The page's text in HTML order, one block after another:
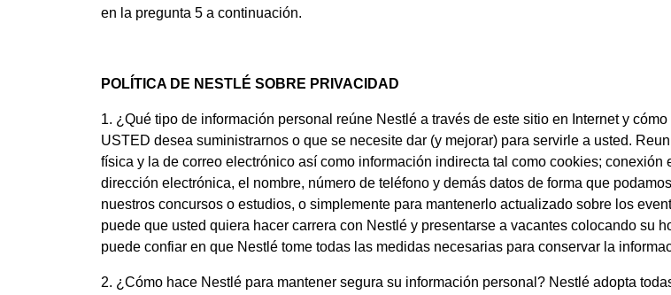
en la pregunta 5 a continuación.
POLÍTICA DE NESTLÉ SOBRE PRIVACIDAD
1. ¿Qué tipo de información personal reúne Nestlé a través de este sitio en Internet y
USTED desea suministrarnos o que se necesite dar (y mejorar) para servirle a usted.
física y la de correo electrónico así como información indirecta tal como cookies;
dirección electrónica, el nombre, número de teléfono y demás datos de forma que
nuestros concursos o estudios, o simplemente para mantenerlo actualizado sobre los
puede que usted quiera hacer carrera con Nestlé y presentarse a vacantes colocando su
puede confiar en que Nestlé tome todas las medidas necesarias para conservar la
2. ¿Cómo hace Nestlé para mantener segura su información personal? Nestlé adopta